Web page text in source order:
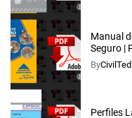
Manual
Seguro |
ByCivilTed
Perfiles